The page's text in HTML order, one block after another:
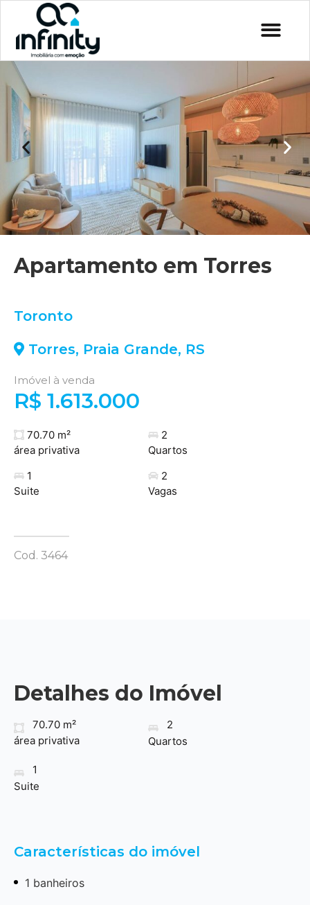
Apartamento em Torres
Toronto
Torres, Praia Grande, RS
Imóvel à venda
R$ 1.613.000
70.70 m²
área privativa
2
Quartos
1
Suite
2
Vagas
Cod. 3464
Detalhes do Imóvel
70.70 m²
área privativa
2
Quartos
1
Suite
Características do imóvel
1 banheiros